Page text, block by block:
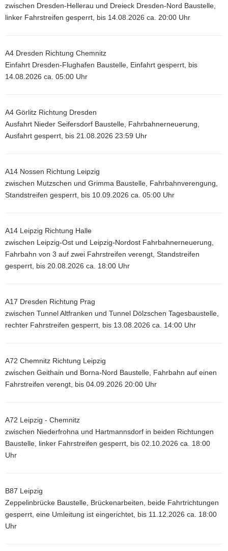
zwischen Dresden-Hellerau und Dreieck Dresden-Nord Baustelle,
linker Fahrstreifen gesperrt, bis 14.08.2026 ca. 20:00 Uhr
A4 Dresden Richtung Chemnitz
Einfahrt Dresden-Flughafen Baustelle, Einfahrt gesperrt, bis
14.08.2026 ca. 05:00 Uhr
A4 Görlitz Richtung Dresden
Ausfahrt Nieder Seifersdorf Baustelle, Fahrbahnerneuerung,
Ausfahrt gesperrt, bis 21.08.2026 23:59 Uhr
A14 Nossen Richtung Leipzig
zwischen Mutzschen und Grimma Baustelle, Fahrbahnverengung,
Standstreifen gesperrt, bis 10.09.2026 ca. 05:00 Uhr
A14 Leipzig Richtung Halle
zwischen Leipzig-Ost und Leipzig-Nordost Fahrbahnerneuerung,
Fahrbahn von 3 auf zwei Fahrstreifen verengt, Standstreifen
gesperrt, bis 20.08.2026 ca. 18:00 Uhr
A17 Dresden Richtung Prag
zwischen Tunnel Altfranken und Tunnel Dölzschen Tagesbaustelle,
rechter Fahrstreifen gesperrt, bis 13.08.2026 ca. 14:00 Uhr
A72 Chemnitz Richtung Leipzig
zwischen Geithain und Borna-Nord Baustelle, Fahrbahn auf einen
Fahrstreifen verengt, bis 04.09.2026 20:00 Uhr
A72 Leipzig - Chemnitz
zwischen Niederfrohna und Hartmannsdorf in beiden Richtungen
Baustelle, linker Fahrstreifen gesperrt, bis 02.10.2026 ca. 18:00
Uhr
B87 Leipzig
Zeppelinbrücke Baustelle, Brückenarbeiten, beide Fahrtrichtungen
gesperrt, eine Umleitung ist eingerichtet, bis 11.12.2026 ca. 18:00
Uhr